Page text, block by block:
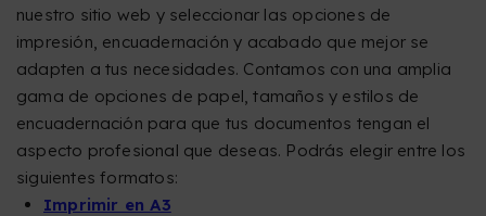
nuestro sitio web y seleccionar las opciones de
impresión, encuadernación y acabado que mejor se
adapten a tus necesidades. Contamos con una amplia
gama de opciones de papel, tamaños y estilos de
encuadernación para que tus documentos tengan el
aspecto profesional que deseas. Podrás elegir entre los
siguientes formatos:
Imprimir en A3